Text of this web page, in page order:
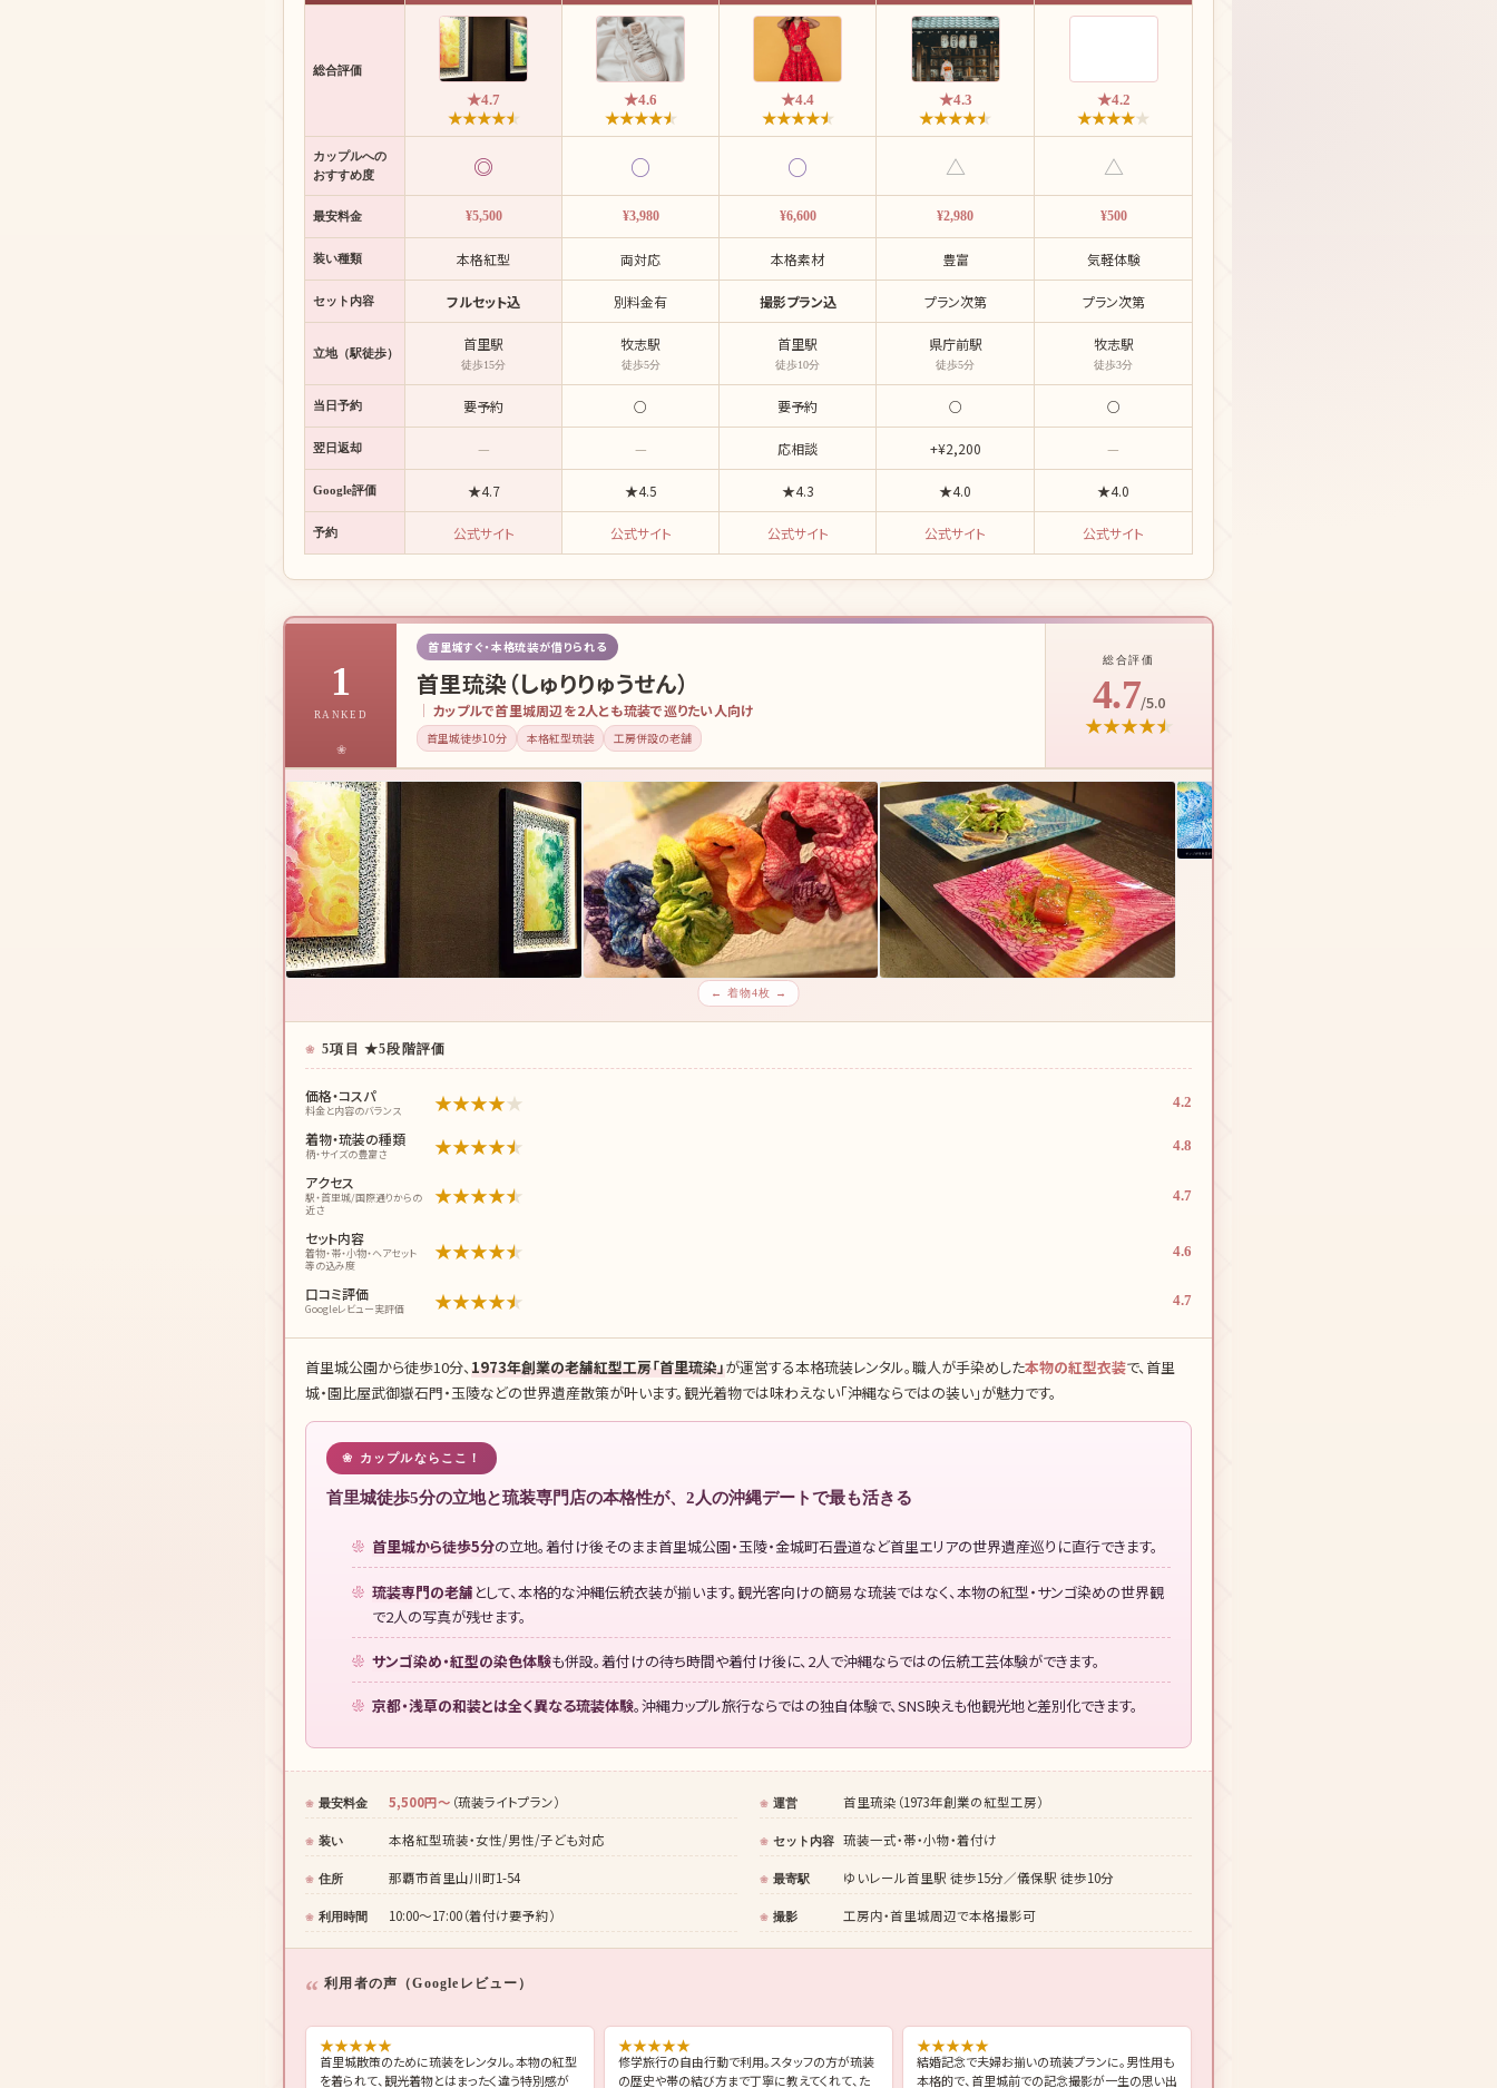
総合評価
★4.7
★★★★★
★4.6
★★★★★
★4.4
★★★★★
★4.3
★★★★★
★4.2
★★★★★
カップルへの
おすすめ度
◎ ○ ○ △ △
最安料金 ¥5,500 ¥3,980 ¥6,600 ¥2,980 ¥500
装い種類 本格紅型 両対応 本格素材 豊富 気軽体験
セット内容 フルセット込 別料金有 撮影プラン込 プラン次第 プラン次第
立地（駅徒歩） 首里駅
徒歩15分
牧志駅
徒歩5分
首里駅
徒歩10分
県庁前駅
徒歩5分
牧志駅
徒歩3分
当日予約 要予約 ○ 要予約 ○ ○
翌日返却 — — 応相談 +¥2,200 —
Google評価 ★4.7 ★4.5 ★4.3 ★4.0 ★4.0
予約 公式サイト 公式サイト 公式サイト 公式サイト 公式サイト
1
RANKED
首里城すぐ・本格琉装が借りられる
首里琉染（しゅりりゅうせん）
カップルで首里城周辺を2人とも琉装で巡りたい人向け
首里城徒歩10分 本格紅型琉装 工房併設の老舗
総合評価
4.7/5.0
★★★★★
← 着物4枚 →
5項目 ★5段階評価
価格・コスパ
料金と内容のバランス ★★★★★ 4.2
着物・琉装の種類
柄・サイズの豊富さ ★★★★★ 4.8
アクセス
駅・首里城/国際通りからの
近さ
★★★★★ 4.7
セット内容
着物・帯・小物・ヘアセット
等の込み度
★★★★★ 4.6
口コミ評価
Googleレビュー実評価 ★★★★★ 4.7
首里城公園から徒歩10分、 1973年創業の老舗紅型工房「首里琉染」が運営する本格琉装レンタル。職人が手染めした本物の紅型衣装で、首里
城・園比屋武御嶽石門・玉陵などの世界遺産散策が叶います。観光着物では味わえない「沖縄ならではの装い」が魅力です。
カップルならここ！
首里城徒歩5分の立地と琉装専門店の本格性が、2人の沖縄デートで最も活きる
首里城から徒歩5分の立地。着付け後そのまま首里城公園・玉陵・金城町石畳道など首里エリアの世界遺産巡りに直行できます。
琉装専門の老舗 として、本格的な沖縄伝統衣装が揃います。観光客向けの簡易な琉装ではなく、本物の紅型・サンゴ染めの世界観
で2人の写真が残せます。
サンゴ染め・紅型の染色体験も併設。着付けの待ち時間や着付け後に、2人で沖縄ならではの伝統工芸体験ができます。
京都・浅草の和装とは全く異なる琉装体験。沖縄カップル旅行ならではの独自体験で、SNS映えも他観光地と差別化できます。
最安料金 5,500円〜 （琉装ライトプラン） 運営 首里琉染（1973年創業の紅型工房）
装い 本格紅型琉装・女性/男性/子ども対応 セット内容 琉装一式・帯・小物・着付け
住所 那覇市首里山川町1-54 最寄駅 ゆいレール首里駅 徒歩15分／儀保駅 徒歩10分
利用時間 10:00〜17:00（着付け要予約） 撮影 工房内・首里城周辺で本格撮影可
利用者の声（Googleレビュー）
★★★★★
首里城散策のために琉装をレンタル。本物の紅型
を着られて、観光着物とはまったく違う特別感が
★★★★★
修学旅行の自由行動で利用。スタッフの方が琉装
の歴史や帯の結び方まで丁寧に教えてくれて、た
★★★★★
結婚記念で夫婦お揃いの琉装プランに。男性用も
本格的で、首里城前での記念撮影が一生の思い出